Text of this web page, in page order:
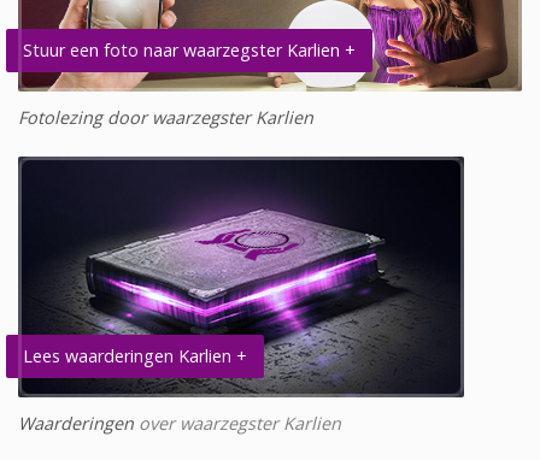
Stuur een foto naar waarzegster Karlien +
Fotolezing door waarzegster Karlien
Lees waarderingen Karlien +
Waarderingen over waarzegster Karlien